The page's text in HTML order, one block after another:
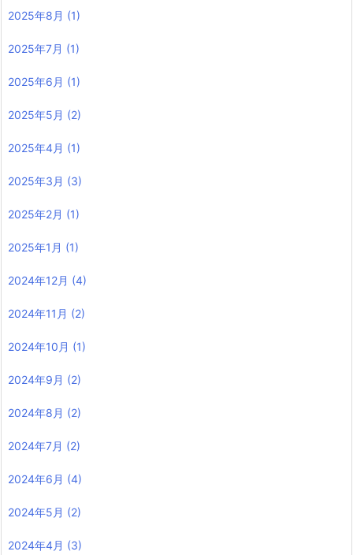
2025年8月 (1)
2025年7月 (1)
2025年6月 (1)
2025年5月 (2)
2025年4月 (1)
2025年3月 (3)
2025年2月 (1)
2025年1月 (1)
2024年12月 (4)
2024年11月 (2)
2024年10月 (1)
2024年9月 (2)
2024年8月 (2)
2024年7月 (2)
2024年6月 (4)
2024年5月 (2)
2024年4月 (3)